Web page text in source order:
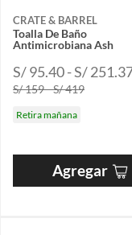
CRATE & BARREL
Toalla De Baño
Antimicrobiana Ash
S/ 95.40 - S/
S/ 159 - S/ 419
Retira mañana
Agregar